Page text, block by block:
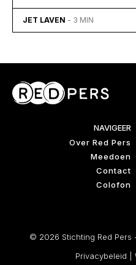
JET LAVEN - 3 MIN
NAVIGEER
Over Red Pers
Meedoen
Contact
Colofon
© 2026 Stichting Red
Privacybeleid